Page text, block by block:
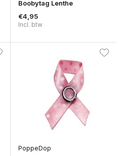
Boobytag Lenthe
€4,95
Incl. btw
PoppeDop